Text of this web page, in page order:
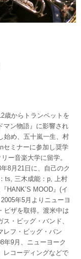
歳からトランペットを
マン物語』に影響され
始め、五十嵐一生、村
セミナーに参加し奨学
ー音楽大学に留学。
8月21日に、自己のク
ts, 三木成能：p, 上村
HANK’S MOOD』(イ
年5月よりニューヨ
ビザを取得。渡米中は
・ビッグ・バンド、
レフ・ビッグ・バン
年9月、ニューヨーク
レコーディングなどで